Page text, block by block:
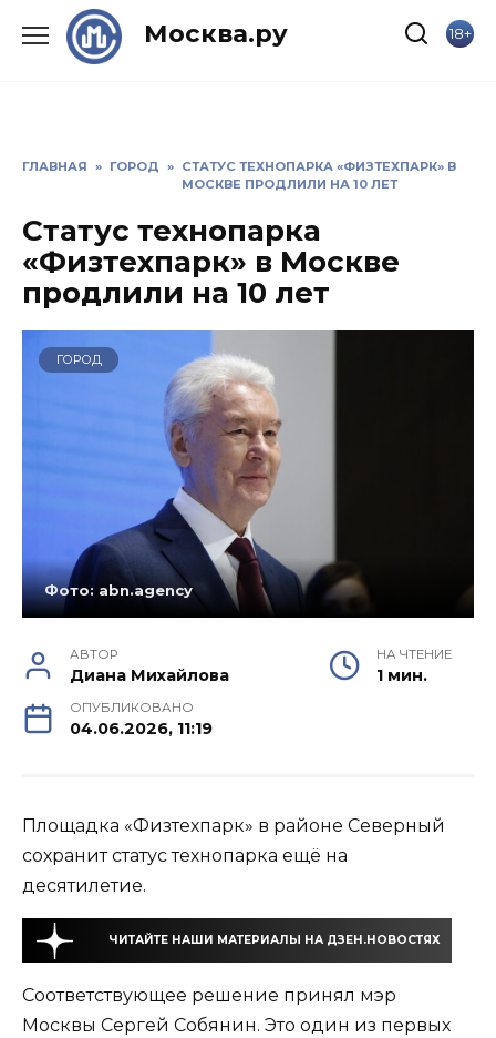
Москва.ру 18+
ГЛАВНАЯ » ГОРОД » СТАТУС ТЕХНОПАРКА «ФИЗТЕХПАРК» В
МОСКВЕ ПРОДЛИЛИ НА 10 ЛЕТ
Статус технопарка
«Физтехпарк» в Москве
продлили на 10 лет
ГОРОД
Фото: abn.agency
АВТОР
Диана Михайлова
НА ЧТЕНИЕ
1 мин.
ОПУБЛИКОВАНО
04.06.2026, 11:19
Площадка «Физтехпарк» в районе Северный
сохранит статус технопарка ещё на
десятилетие.
ЧИТАЙТЕ НАШИ МАТЕРИАЛЫ НА ДЗЕН.НОВОСТЯХ
Соответствующее решение принял мэр
Москвы Сергей Собянин. Это один из первых